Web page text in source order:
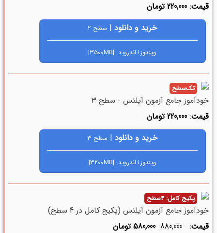
قیمت: 220,000 تومان
خرید و دانلود | سطح 2
ویندوز+اندروید |3500MB|
تک‌سطح
خودآموز جامع آزمون آیلتس - سطح 3
قیمت: 220,000 تومان
خرید و دانلود | سطح 3
ویندوز+اندروید |3200MB|
پکیج کامل: 4سطح
خودآموز جامع آزمون آیلتس (پکیج کامل در 4 سطح)
قیمت: 880,000 580,000 تومان